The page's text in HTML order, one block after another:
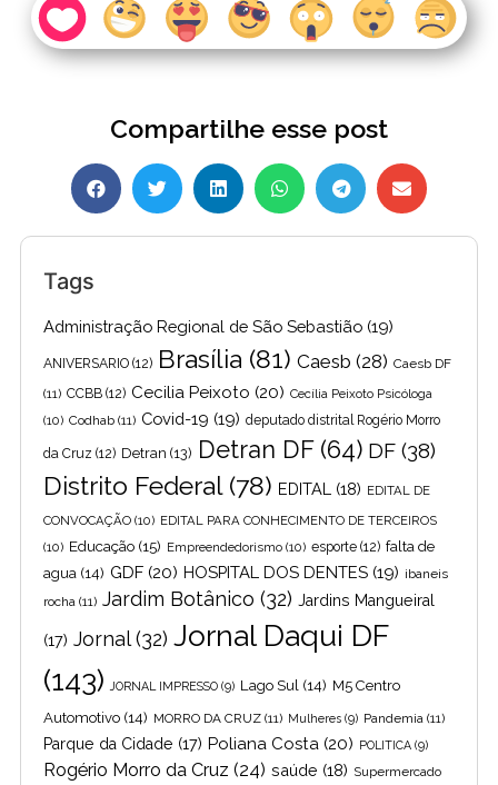
Compartilhe esse post
Tags
Administração Regional de São Sebastião (19)
ANIVERSARIO (12) Brasília (81) Caesb (28) Caesb DF
(11) CCBB (12) Cecilia Peixoto (20) Cecília Peixoto Psicóloga
(10) Codhab (11) Covid-19 (19) deputado distrital Rogério Morro
da Cruz (12) Detran (13) Detran DF(64) DF (38)
Distrito Federal(78) EDITAL (18) EDITAL DE
CONVOCAÇÃO (10) EDITAL PARA CONHECIMENTO DE TERCEIROS
(10) Educação (15) Empreendedorismo (10) esporte (12) falta de
agua (14) GDF (20) HOSPITAL DOS DENTES (19) ibaneis
rocha (11) Jardim Botânico (32) Jardins Mangueiral
(17) Jornal(32) Jornal Daqui DF
(143)
JORNAL IMPRESSO (9) Lago Sul (14) M5 Centro
Automotivo (14) MORRO DA CRUZ (11) Mulheres (9) Pandemia (11)
Parque da Cidade (17) Poliana Costa (20) POLITICA (9)
Rogério Morro da Cruz (24) saúde (18) Supermercado